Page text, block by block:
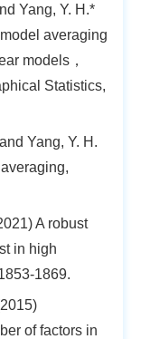
Yang, Y. H.*
averaging
models，
Statistics,
Yang, Y. H.
A robust
in high
1869.
of factors in